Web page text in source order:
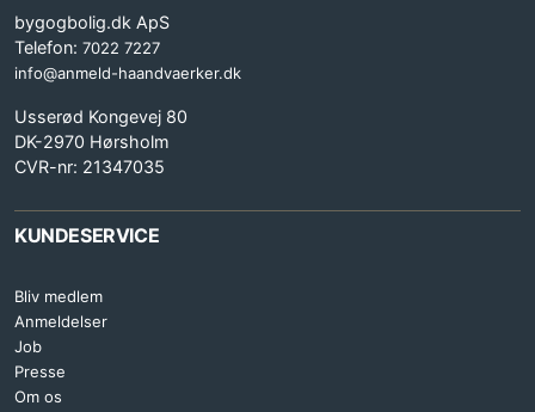
bygogbolig.dk ApS
Telefon: 7022 7227
info@anmeld-haandvaerker.dk
Usserød Kongevej 80
DK-2970 Hørsholm
CVR-nr: 21347035
KUNDESERVICE
Bliv medlem
Anmeldelser
Job
Presse
Om os